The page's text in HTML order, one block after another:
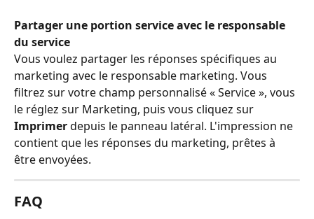
Partager une portion service avec le responsable
du service
Vous voulez partager les réponses spécifiques au
marketing avec le responsable marketing. Vous
filtrez sur votre champ personnalisé « Service », vous
le réglez sur Marketing, puis vous cliquez sur
Imprimer depuis le panneau latéral. L'impression ne
contient que les réponses du marketing, prêtes à
être envoyées.
FAQ